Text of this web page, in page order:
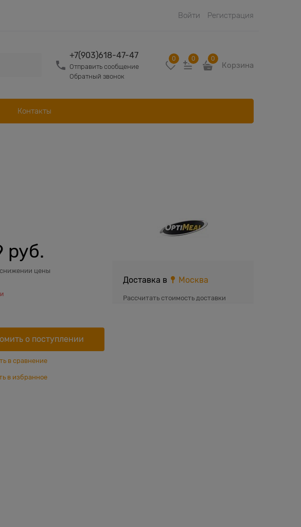
Войти Регистрация
+7(903)618-47-47
Отправить сообщение
Обратный звонок
0 0 0
Корзина
Контакты
руб.
цены
о поступлении
в сравнение
в избранное
Доставка в Москва
Рассчитать стоимость доставки